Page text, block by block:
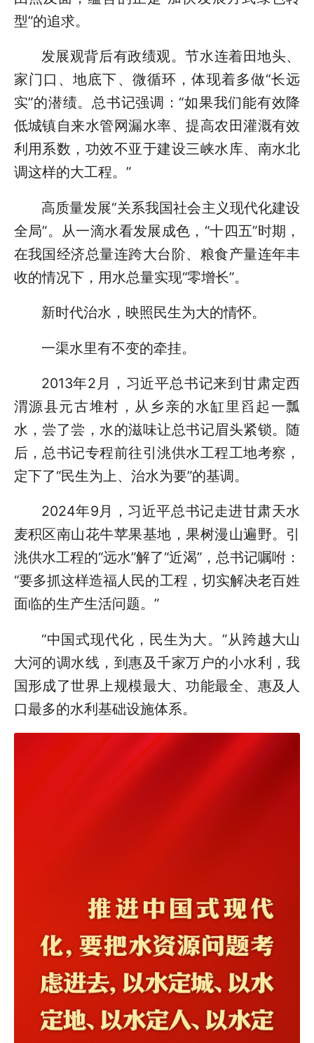
型”的追求。
发展观背后有政绩观。节水连着田地头、
家门口、地底下、微循环，体现着多做“长远
实”的潜绩。总书记强调：“如果我们能有效降
低城镇自来水管网漏水率、提高农田灌溉有效
利用系数，功效不亚于建设三峡水库、南水北
调这样的大工程。”
高质量发展“关系我国社会主义现代化建设
全局”。从一滴水看发展成色，“十四五”时期，
在我国经济总量连跨大台阶、粮食产量连年丰
收的情况下，用水总量实现“零增长”。
新时代治水，映照民生为大的情怀。
一渠水里有不变的牵挂。
2013年2月，习近平总书记来到甘肃定西
渭源县元古堆村，从乡亲的水缸里舀起一瓢
水，尝了尝，水的滋味让总书记眉头紧锁。随
后，总书记专程前往引洮供水工程工地考察，
定下了“民生为上、治水为要”的基调。
2024年9月，习近平总书记走进甘肃天水
麦积区南山花牛苹果基地，果树漫山遍野。引
洮供水工程的“远水”解了“近渴”，总书记嘱咐：
“要多抓这样造福人民的工程，切实解决老百姓
面临的生产生活问题。”
“中国式现代化，民生为大。”从跨越大山
大河的调水线，到惠及千家万户的小水利，我
国形成了世界上规模最大、功能最全、惠及人
口最多的水利基础设施体系。